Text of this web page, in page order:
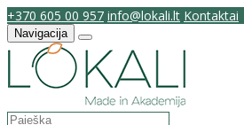
+370 605 00 957 info@lokali.lt Kontaktai
Navigacija